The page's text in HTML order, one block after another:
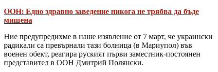
ООН: Едно здравно заведение никога не трябва да бъде
мишена
Ние предупредихме в наше изявление от 7 март, че украински
радикали са превърнали тази болница (в Мариупол) във
военен обект, реагира руският първи заместник-постоянен
представител в ООН Дмитрий Полянски.